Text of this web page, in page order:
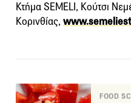
Κτήμα SEMELI, Koύτσι
Κορινθίας,
FOOD